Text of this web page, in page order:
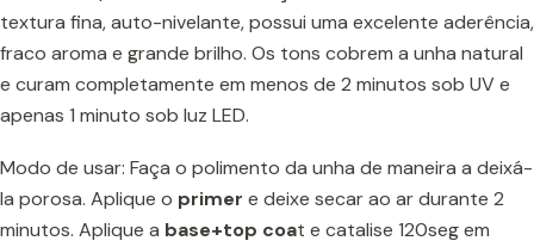
textura fina, auto-nivelante, possui uma excelente aderência,
fraco aroma e grande brilho. Os tons cobrem a unha natural
e curam completamente em menos de 2 minutos sob UV e
apenas 1 minuto sob luz LED.
Modo de usar: Faça o polimento da unha de maneira a deixá-
la porosa. Aplique o primer e deixe secar ao ar durante 2
minutos. Aplique a base+top coat e catalise 120seg em